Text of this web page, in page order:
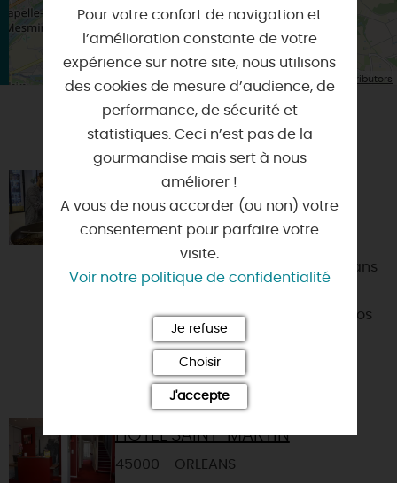
| Map data © OpenStreetMap contributors
VOUS AIMEREZ AUSSI
ATELIERS DES COMPTOIRS
JEANNE D'ARC
45000 - ORLEANS
Sous la main du torréfacteur ou dans
naissent des instants d’émotion. Nos
ateliers dévoilent le...
HÔTEL SAINT-MARTIN
45000 - ORLEANS
Pour votre confort de navigation et
l’amélioration constante de votre
expérience sur notre site, nous utilisons
des cookies de mesure d’audience, de
performance, de sécurité et
statistiques. Ceci n’est pas de la
gourmandise mais sert à nous
améliorer !
A vous de nous accorder (ou non) votre
consentement pour parfaire votre
visite.
Voir notre politique de confidentialité
Je refuse
Choisir
J'accepte